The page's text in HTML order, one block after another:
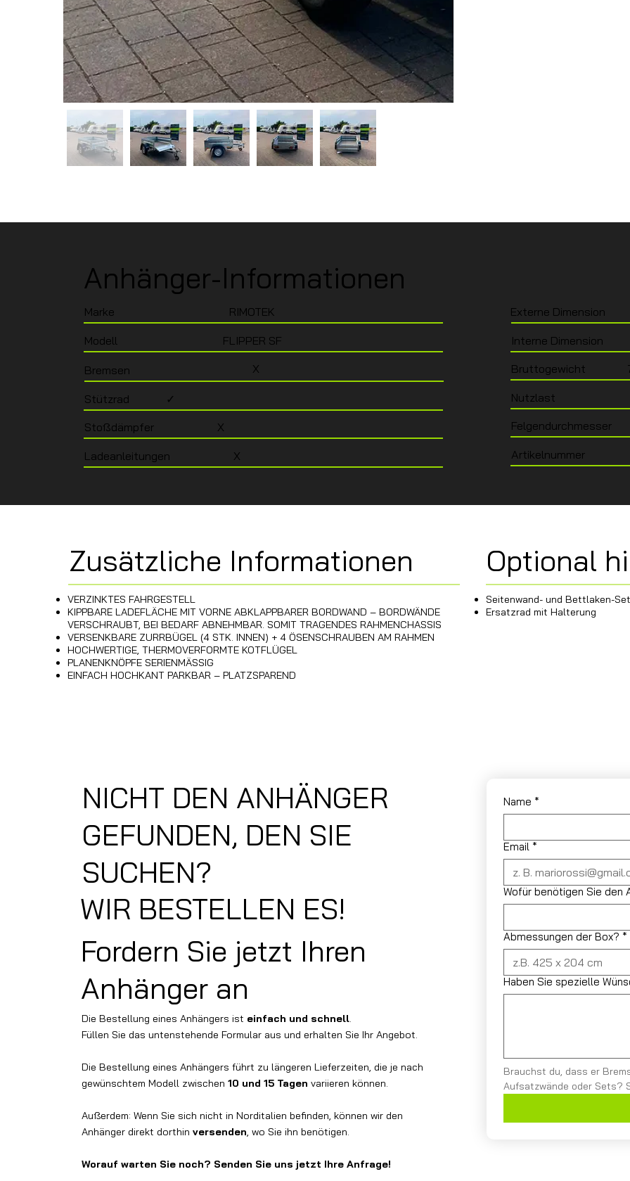
Anhänger-Informationen
Marke RIMOTEK
Modell FLIPPER SF
Bremsen X
Stützrad ✓
Stoßdämpfer X
Ladeanleitungen X
Externe Dimension
Interne Dimension
Bruttogewicht
Nutzlast
Felgendurchmesser
Artikelnummer
Zusätzliche Informationen
VERZINKTES FAHRGESTELL
KIPPBARE LADEFLÄCHE MIT VORNE ABKLAPPBARER BORDWAND – BORDWÄNDE
VERSCHRAUBT, BEI BEDARF ABNEHMBAR. SOMIT TRAGENDES RAHMENCHASSIS
VERSENKBARE ZURRBÜGEL (4 STK. INNEN) + 4 ÖSENSCHRAUBEN AM RAHMEN
HOCHWERTIGE, THERMO­VERFORMTE KOTFLÜGEL
PLANENKNÖPFE SERIENMÄSSIG
EINFACH HOCHKANT PARKBAR – PLATZSPAREND
Optional
Seitenwand- und Bettlaken-Set
Ersatzrad mit Halterung
NICHT DEN ANHÄNGER
GEFUNDEN, DEN SIE
SUCHEN?
WIR BESTELLEN ES!
Fordern Sie jetzt Ihren
Anhänger an
Die Bestellung eines Anhängers ist einfach und schnell.
Füllen Sie das untenstehende Formular aus und erhalten Sie Ihr Angebot.
Die Bestellung eines Anhängers führt zu längeren Lieferzeiten, die je nach
gewünschtem Modell zwischen10 und 15 Tagen variieren können.
Außerdem: Wenn Sie sich nicht in Norditalien befinden, können wir den
Anhänger direkt dorthinversenden, wo Sie ihn benötigen.
Worauf warten Sie noch? Senden Sie uns jetzt Ihre Anfrage!
Name *
Email *
Wofür benötigen Sie den
Abmessungen der Box? *
Haben Sie spezielle
Brauchst du, dass er
Aufsatzwände oder Sets?